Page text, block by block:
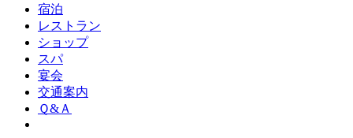
宿泊
レストラン
ショップ
スパ
宴会
交通案内
Ｑ&Ａ